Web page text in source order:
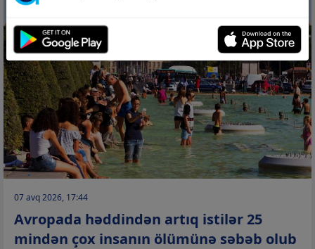
07 avq 2026, 17:44
Avropada həddindən artıq istilər 25
mindən çox insanın ölümünə səbəb olub